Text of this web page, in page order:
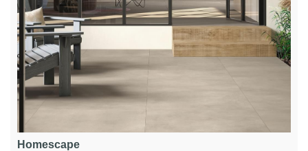
Homescape